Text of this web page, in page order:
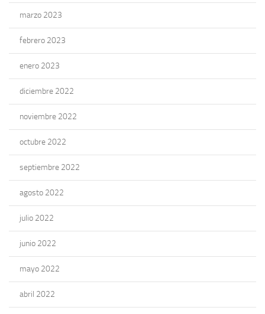
marzo 2023
febrero 2023
enero 2023
diciembre 2022
noviembre 2022
octubre 2022
septiembre 2022
agosto 2022
julio 2022
junio 2022
mayo 2022
abril 2022